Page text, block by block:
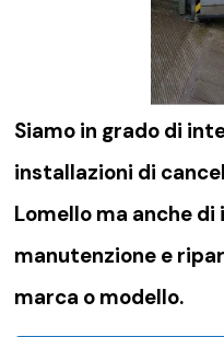
Siamo in grado di
installazioni di
Lomello ma anche
manutenzione e
marca o modello.